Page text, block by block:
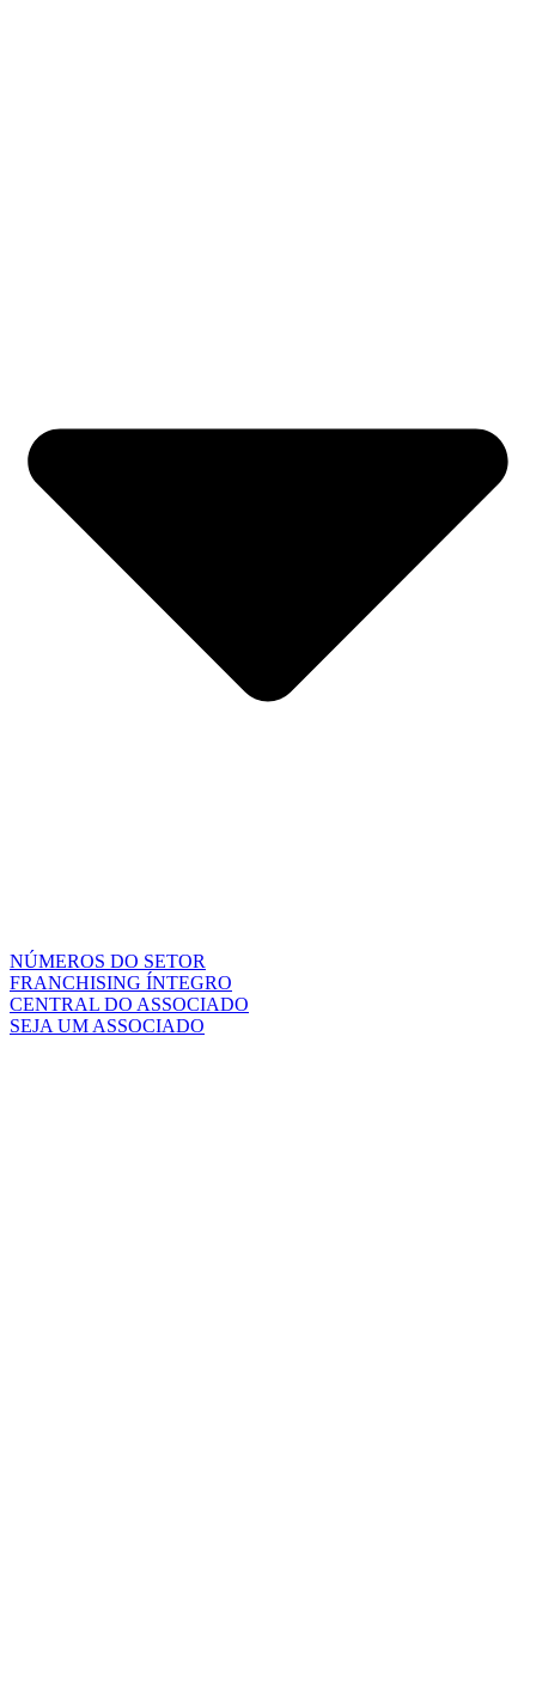
NÚMEROS DO SETOR
FRANCHISING ÍNTEGRO
CENTRAL DO ASSOCIADO
SEJA UM ASSOCIADO